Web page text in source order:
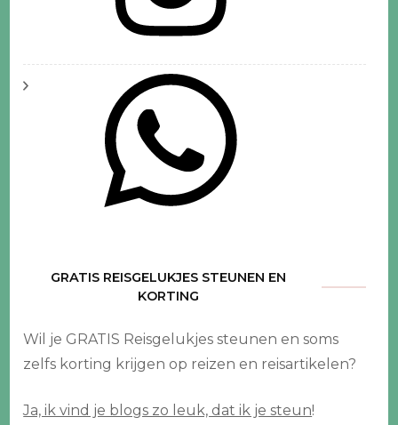
GRATIS REISGELUKJES STEUNEN EN
KORTING
Wil je GRATIS Reisgelukjes steunen en soms
zelfs korting krijgen op reizen en reisartikelen?
Ja, ik vind je blogs zo leuk, dat ik je steun!